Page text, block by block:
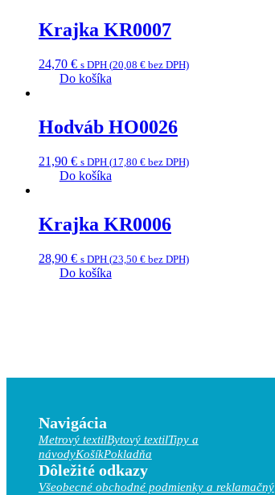
Krajka KR0007
24,70 € s DPH (20,08 € bez DPH)
Do košíka
Hodváb HO0026
21,90 € s DPH (17,80 € bez DPH)
Do košíka
Krajka KR0006
28,90 € s DPH (23,50 € bez DPH)
Do košíka
Navigácia
Metrový textilBytový textilTipy a
návodyKošíkPokladňa
Dôležité odkazy
Všeobecné obchodné podmienky a reklamačný